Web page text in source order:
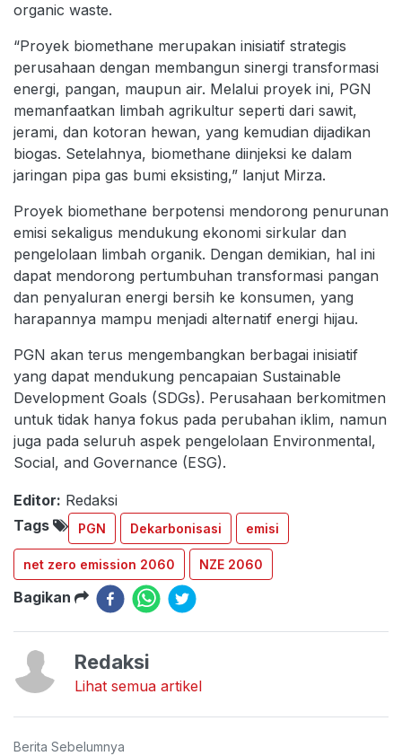
organic waste.
“Proyek biomethane merupakan inisiatif strategis
perusahaan dengan membangun sinergi transformasi
energi, pangan, maupun air. Melalui proyek ini, PGN
memanfaatkan limbah agrikultur seperti dari sawit,
jerami, dan kotoran hewan, yang kemudian dijadikan
biogas. Setelahnya, biomethane diinjeksi ke dalam
jaringan pipa gas bumi eksisting,” lanjut Mirza.
Proyek biomethane berpotensi mendorong penurunan
emisi sekaligus mendukung ekonomi sirkular dan
pengelolaan limbah organik. Dengan demikian, hal ini
dapat mendorong pertumbuhan transformasi pangan
dan penyaluran energi bersih ke konsumen, yang
harapannya mampu menjadi alternatif energi hijau.
PGN akan terus mengembangkan berbagai inisiatif
yang dapat mendukung pencapaian Sustainable
Development Goals (SDGs). Perusahaan berkomitmen
untuk tidak hanya fokus pada perubahan iklim, namun
juga pada seluruh aspek pengelolaan Environmental,
Social, and Governance (ESG).
Editor: Redaksi
Tags
PGN Dekarbonisasi emisi
net zero emission 2060 NZE 2060
Bagikan
Redaksi
Lihat semua artikel
Berita Sebelumnya